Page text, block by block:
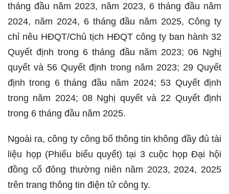
tháng đầu năm 2023, năm 2023, 6 tháng đầu năm
2024, năm 2024, 6 tháng đầu năm 2025, Công ty
chỉ nêu HĐQT/Chủ tịch HĐQT công ty ban hành 32
Quyết định trong 6 tháng đầu năm 2023; 06 Nghị
quyết và 56 Quyết định trong năm 2023; 29 Quyết
định trong 6 tháng đầu năm 2024; 53 Quyết định
trong năm 2024; 08 Nghị quyết và 22 Quyết định
trong 6 tháng đầu năm 2025.
Ngoài ra, công ty công bố thông tin không đầy đủ tài
liệu họp (Phiếu biểu quyết) tại 3 cuộc họp Đại hội
đồng cổ đông thường niên năm 2023, 2024, 2025
trên trang thông tin điện tử công ty.